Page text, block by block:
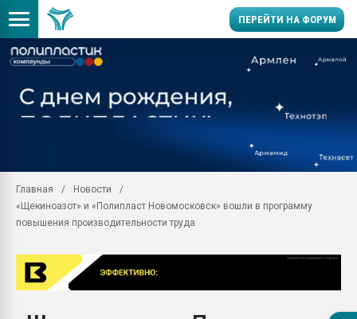
ПЕРЕЙТИ НА ФОРУМ
заводу пластмасс"
первый план в
Главная
Новости
«Щекиноазот» и «Полипласт Новомосковск» вошли в программу
повышения производительности труда